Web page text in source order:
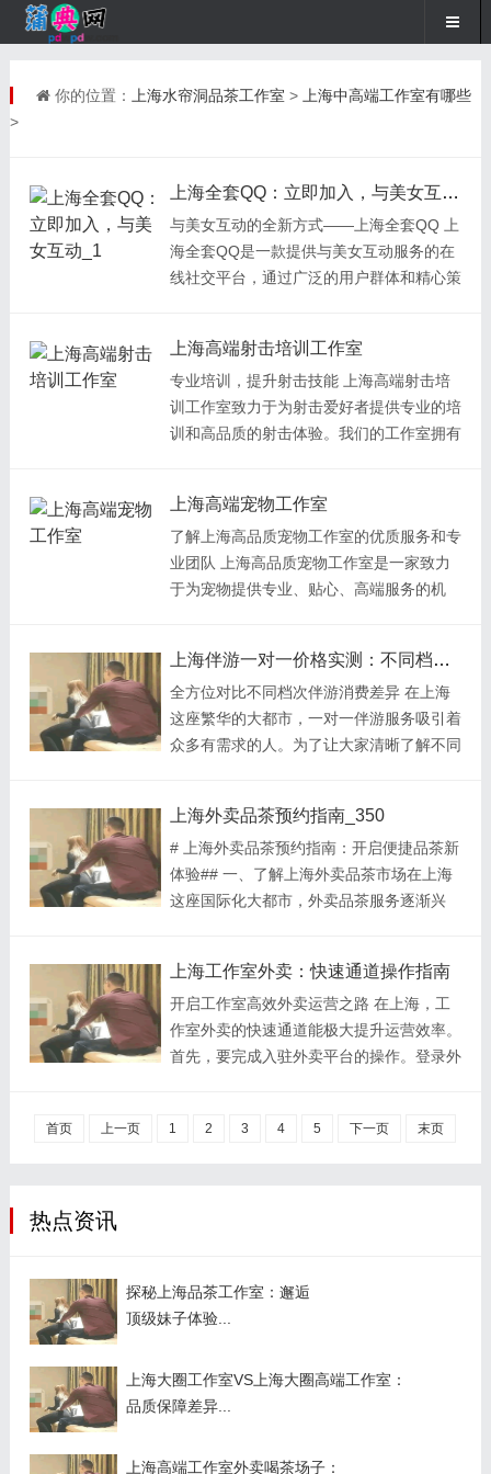
你的位置： 上海水帘洞品茶工作室 >
上海中高端工作室有哪些
>
上海全套QQ：立即加入，与美女互动_1
与美女互动的全新方式——上海全套QQ 上
海全套QQ是一款提供与美女互动服务的在
线社交平台，通过广泛的用户群体和精心策
子，上海全套QQ将为您打造一个独特且充
满趣味的交流平台。 上海全套QQ汇聚了各
行各业的优质美女用户，他们拥有丰富的社
交经验和出色的个人魅力。无论您是想寻找
以自由地选择与感兴趣的美女展开交流，并
通过线上约会的方式进一步加深了解。 上
海...
上海高端射击培训工作室
专业培训，提升射击技能 上海高端射击培
训工作室致力于为射击爱好者提供专业的培
训和高品质的射击体验。我们的工作室拥有
业教练团队 我们的射击教练团队由多名经
验丰富且专业训练有素的教练组成。他们具
备高水平的射击技能和丰富的教学经验，能
够根据不同学员的需求制定个性化的培训计
作室配备了先进的设施和设备，包括高品质
的射击枪械、宽敞的射击场地和安全可靠的
防护...
上海高端宠物工作室
了解上海高品质宠物工作室的优质服务和专
业团队 上海高品质宠物工作室是一家致力
于为宠物提供专业、贴心、高端服务的机
我们为每个宠物提供了全方位的护理和培训
服务。 一、专业护理服务 我们的宠物护理
师具备丰富的护理知识和技术，能够为您的
宠物提供高品质的护理服务。无论是洗澡、
用的护理产品经过精心挑选，对宠物的毛
发、皮肤和耳部进行彻底清洁和保养。
二、个性...
上海伴游一对一价格实测：不同档位消费对比
全方位对比不同档次伴游消费差异 在上海
这座繁华的大都市，一对一伴游服务吸引着
众多有需求的人。为了让大家清晰了解不同
相对较为亲民。一般来说，按天计费可能在
几百元左右。这些伴游人员可能经验相对较
少，服务内容也比较基础，主要是陪同逛
街、简单的景点游览等。他们可能不会提供
择。不过，在选择时也要注意其服务质量和
可靠性，毕竟价格较低可能在某些方面存在
一定的局...
上海外卖品茶预约指南_350
# 上海外卖品茶预约指南：开启便捷品茶新
体验## 一、了解上海外卖品茶市场在上海
这座国际化大都市，外卖品茶服务逐渐兴
茶、红茶到特色的花茶、黑茶，品种丰富多
样。一些知名的老字号茶馆也加入了外卖行
列，保证了茶叶的品质和口感。同时，新兴
的茶品牌则以创新的包装和独特的口味吸引
选择，如美团、饿了么等。这些平台上有众
上海工作室外卖：快速通道操作指南
开启工作室高效外卖运营之路 在上海，工
作室外卖的快速通道能极大提升运营效率。
首先，要完成入驻外卖平台的操作。登录外
作室的营业执照、食品经营许可证等相关证
的完善。进入商家后台，添加工作室的特色
菜品。菜品名称要简洁明了，突出食材或
首页 上一页 1 2 3 4 5 下一页 末页
热点资讯
探秘上海品茶工作室：邂逅
顶级妹子体验...
上海大圈工作室VS上海大圈高端工作室：
品质保障差异...
上海高端工作室外卖喝茶场子：